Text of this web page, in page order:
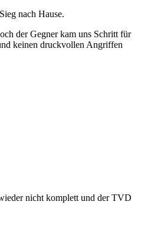
nach Hause.
der Gegner kam uns Schritt für
keinen druckvollen Angriffen
nicht komplett und der TVD